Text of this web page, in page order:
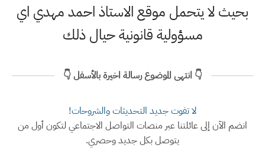
بحيث لا يتحمل موقع الاستاذ احمد مهدي اي
مسؤولية قانونية حيال ذلك
👇 انتهى الموضوع رسالة اخيرة بالأسفل 👇
لا تفوت جديد التحديثات والشروحات!
انضم الآن إلى عائلتنا عبر منصات التواصل الاجتماعي لتكون أول من
يتوصل بكل جديد وحصري.